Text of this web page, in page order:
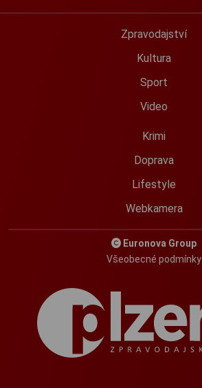
Zpravodajství
Kultura
Sport
Video
Krimi
Doprava
Lifestyle
Webkamera
Euronova Group
Všeobecné podmínky